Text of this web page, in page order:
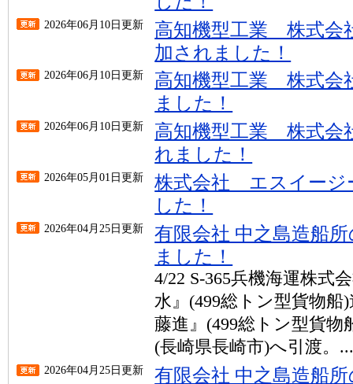
2026年06月10日更新
高知機型工業 株式会
加されました！
2026年06月10日更新
高知機型工業 株式会
ました！
2026年06月10日更新
高知機型工業 株式会
れました！
2026年05月01日更新
株式会社 エスイージ
した！
2026年04月25日更新
有限会社 中之島造船
ました！
4/22 S-365兵機海運株式
水』(499総トン型貨物
藤進』(499総トン型貨物
(長崎県長崎市)へ引渡。
2026年04月25日更新
有限会社 中之島造船